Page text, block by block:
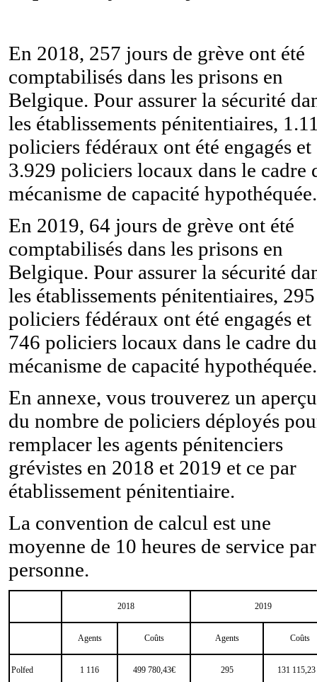
En 2018, 257 jours de grève ont été
comptabilisés dans les prisons en
Belgique. Pour assurer la sécurité
les établissements pénitentiaires,
policiers fédéraux ont été engagés et
3.929 policiers locaux dans le cadre
mécanisme de capacité hypothéquée.
En 2019, 64 jours de grève ont été
comptabilisés dans les prisons en
Belgique. Pour assurer la sécurité
les établissements pénitentiaires, 295
policiers fédéraux ont été engagés et
746 policiers locaux dans le cadre du
mécanisme de capacité hypothéquée.
En annexe, vous trouverez un aperçu
du nombre de policiers déployés
remplacer les agents pénitenciers
grévistes en 2018 et 2019 et ce par
établissement pénitentiaire.
La convention de calcul est une
moyenne de 10 heures de service par
personne.
2018 2019
Agents Coûts Agents Coûts
Polfed 1 116 499 780,43€ 295 131